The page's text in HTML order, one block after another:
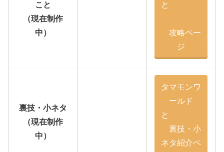
こと
（現在制作
中）
と
攻略ペー
ジ
裏技・小ネタ
（現在制作
中）
タマモンワ
ールド
と
裏技・小
ネタ紹介ペ